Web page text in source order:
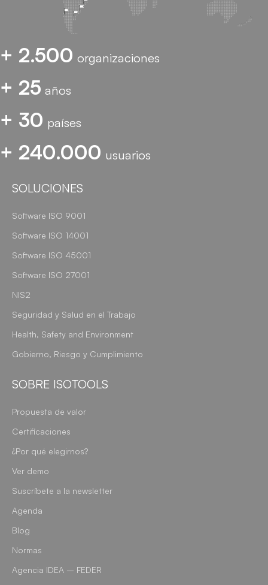
+ 2.500 organizaciones
+ 25 años
+ 30 países
+ 240.000 usuarios
SOLUCIONES
Software ISO 9001
Software ISO 14001
Software ISO 45001
Software ISO 27001
NIS2
Seguridad y Salud en el Trabajo
Health, Safety and Environment
Gobierno, Riesgo y Cumplimiento
SOBRE ISOTOOLS
Propuesta de valor
Certificaciones
¿Por qué elegirnos?
Ver demo
Suscríbete a la newsletter
Agenda
Blog
Normas
Agencia IDEA – FEDER